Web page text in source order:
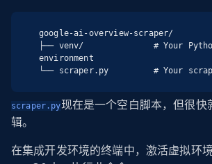
google-ai-overview-scraper/
├── venv/              # Your
environment
└── scraper.py         # Your
scraper.py现在是一个空白脚本，但很快
辑。
在集成开发环境的终端中，激活虚拟环